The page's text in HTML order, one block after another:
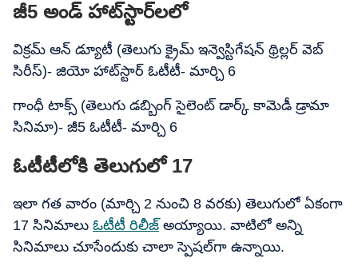
జీ5 అండ్ హాట్‌స్టార్‌లలో
విక్రమ్ ఆన్ డ్యూటీ (తెలుగు క్రైమ్ ఇన్వెస్టిగేషన్ థ్రిల్లర్ వెబ్
సిరీస్)- జియో హాట్‌స్టార్ ఓటీటీ- మార్చి 6
గాంధీ టాక్స్ (తెలుగు డబ్బింగ్ సైలెంట్ డార్క్ కామెడీ డ్రామా
సినిమా)- జీ5 ఓటీటీ- మార్చి 6
ఓటీటీలోకి తెలుగులో 17
ఇలా గత వారం (మార్చి 2 నుంచి 8 వరకు) తెలుగులో ఏకంగా
17 సినిమాలు ఓటీటీ రిలీజ్ అయ్యాయి. వాటిలో అన్ని
సినిమాలు చూసేందుకు చాలా స్పెషల్‌గా ఉన్నాయి.